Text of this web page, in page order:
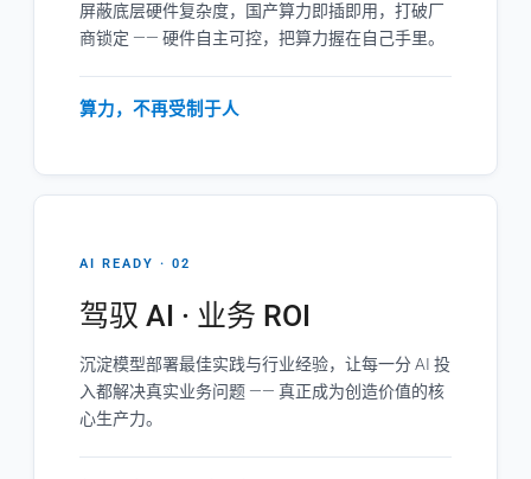
屏蔽底层硬件复杂度，国产算力即插即用，打破厂
商锁定 —— 硬件自主可控，把算力握在自己手里。
算力，不再受制于人
AI READY · 02
驾驭 AI · 业务 ROI
沉淀模型部署最佳实践与行业经验，让每一分 AI 投
入都解决真实业务问题 —— 真正成为创造价值的核
心生产力。